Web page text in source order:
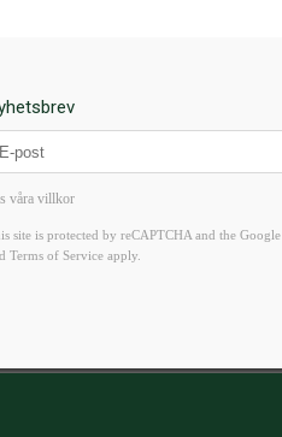
våra villkor
site is protected by reCAPTCHA and the Google
Terms of Serviceapply.
18 I Lör 10-16